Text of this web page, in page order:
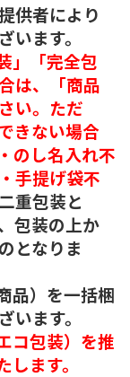
供者により
ます。
」「完全包
は、「商品
い。ただ
きない場合
のし名入れ不
手提げ袋不
二重包装と
包装の上か
となりま
品）を一括梱
ます。
コ包装）を推
ます。